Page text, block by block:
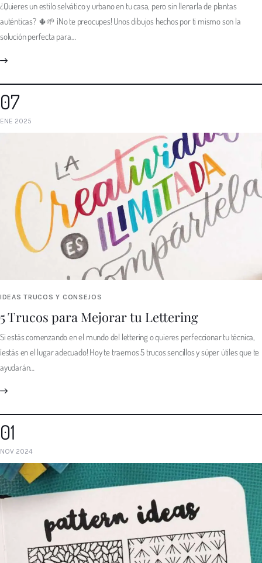
¿Quieres un estilo selvático y urbano en tu casa, pero sin llenarla de plantas
auténticas? 🌵🌱 ¡No te preocupes! Unos dibujos hechos por ti mismo son la
solución perfecta para…
07
ENE 2025
IDEAS TRUCOS Y CONSEJOS
5 Trucos para Mejorar tu Lettering
Si estás comenzando en el mundo del lettering o quieres perfeccionar tu técnica,
¡estás en el lugar adecuado! Hoy te traemos 5 trucos sencillos y súper útiles que te
ayudarán…
01
NOV 2024